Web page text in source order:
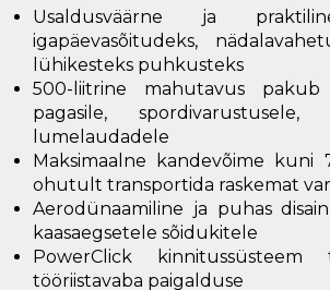
Usaldusväärne ja
igapäevasõitudeks,
lühikesteks puhkusteks
500-liitrine mahutavus
pagasile,
lumelaudadele
Maksimaalne kandevõime kuni
ohutult transportida raskemat
Aerodünaamiline ja puhas
kaasaegsetele sõidukitele
PowerClick
tööriistavaba paigalduse